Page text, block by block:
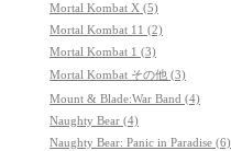
Mortal Kombat X (5)
Mortal Kombat 11 (2)
Mortal Kombat 1 (3)
Mortal Kombat その他 (3)
Mount & Blade:War Band (4)
Naughty Bear (4)
Naughty Bear: Panic in Paradise (6)